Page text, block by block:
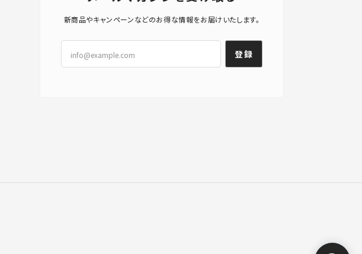
新商品やキャンペーンなどのお得な情報をお届けいたします。
登録